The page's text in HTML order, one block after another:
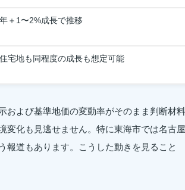
年＋1〜2%成長で推移
住宅地も同程度の成長も想定可能
および基準地価の変動率がそのまま判断材料
変化も見逃せません。特に東海市では名古屋
報道もあります。こうした動きを見ること